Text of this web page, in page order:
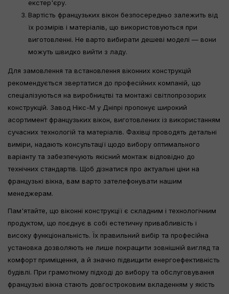
екстер'єру.
Вартість французьких вікон безпосередньо залежить від
їх розмірів і матеріалів, що використовуються при
виготовленні. Не варто вибирати дешеві моделі — вони
можуть швидко вийти з ладу.
Для замовлення та встановлення віконних конструкцій
рекомендується звертатися до професійних компаній, що
спеціалізуються на виробництві та монтажі світлопрозорих
конструкцій. Завод Нікс-М у Дніпрі пропонує широкий
асортимент французьких вікон, виготовлених із використанням
сучасних технологій та матеріалів. Фахівці проводять детальні
виміри, надають консультації щодо вибору оптимального
варіанту та забезпечують якісний монтаж відповідно до
технічних стандартів. Щоб дізнатися про актуальні ціни на
французькі вікна, вам варто зателефонувати нашим
менеджерам.
Пам'ятайте, що віконні конструкції є складним і технологічним
продуктом, що поєднує в собі естетичну привабливість і
високу функціональність. Їх правильний вибір та професійна
установка дозволяють не лише покращити зовнішній вигляд та
комфорт приміщення, а й значно підвищити енергоефективність
будівлі. При грамотному підході до вибору та обслуговування
французькі вікна стають довгостроковим вкладенням у якість